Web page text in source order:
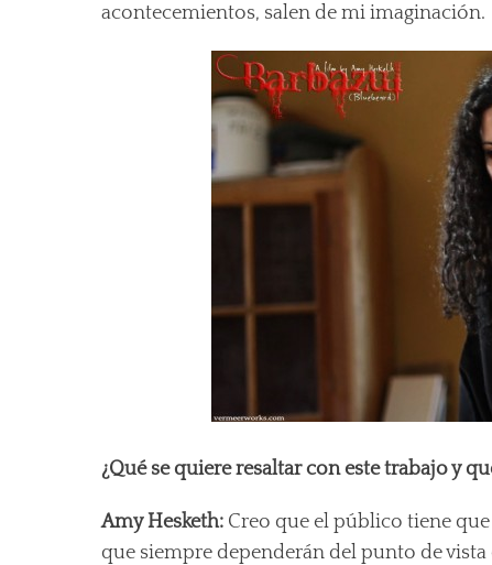
acontecemientos, salen de mi imaginación.
¿Qué se quiere resaltar con este trabajo y
Amy Hesketh: Creo que el público tiene
que siempre dependerán del punto de vista